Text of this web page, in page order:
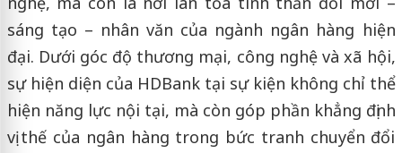
sáng tạo – nhân văn của ngành ngân hàng hiện
đại. Dưới góc độ thương mại, công nghệ và xã hội,
sự hiện diện của HDBank tại sự kiện không chỉ thể
hiện năng lực nội tại, mà còn góp phần khẳng định
vị thế của ngân hàng trong bức tranh chuyển đổi